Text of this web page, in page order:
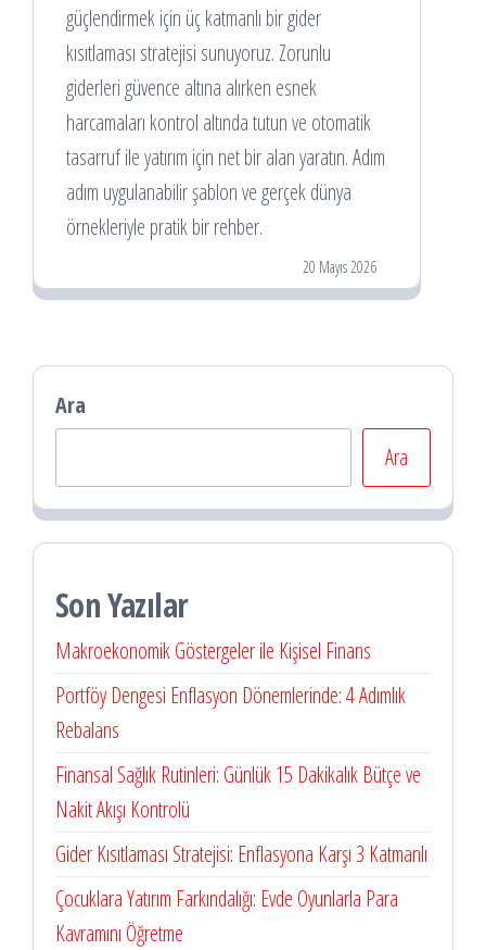
güçlendirmek için üç katmanlı bir gider
kısıtlaması stratejisi sunuyoruz. Zorunlu
giderleri güvence altına alırken esnek
harcamaları kontrol altında tutun ve otomatik
tasarruf ile yatırım için net bir alan yaratın. Adım
adım uygulanabilir şablon ve gerçek dünya
örnekleriyle pratik bir rehber.
20 Mayıs 2026
Ara
Ara
Son Yazılar
Makroekonomik Göstergeler ile Kişisel Finans
Portföy Dengesi Enflasyon Dönemlerinde: 4 Adımlık
Rebalans
Finansal Sağlık Rutinleri: Günlük 15 Dakikalık Bütçe ve
Nakit Akışı Kontrolü
Gider Kısıtlaması Stratejisi: Enflasyona Karşı 3 Katmanlı
Çocuklara Yatırım Farkındalığı: Evde Oyunlarla Para
Kavramını Öğretme